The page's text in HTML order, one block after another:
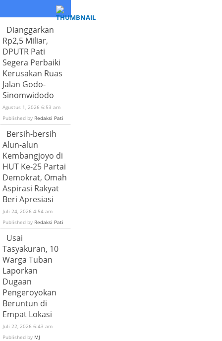
Dianggarkan
Rp2,5 Miliar,
DPUTR Pati
Segera Perbaiki
Kerusakan Ruas
Jalan Godo-
Sinomwidodo
Agustus 1, 2026 6:53 am
Published by Redaksi Pati
Bersih-bersih
Alun-alun
Kembangjoyo di
HUT Ke-25 Partai
Demokrat, Omah
Aspirasi Rakyat
Beri Apresiasi
Juli 24, 2026 4:54 am
Published by Redaksi Pati
Usai
Tasyakuran, 10
Warga Tuban
Laporkan
Dugaan
Pengeroyokan
Beruntun di
Empat Lokasi
Juli 22, 2026 6:43 am
Published by MJ